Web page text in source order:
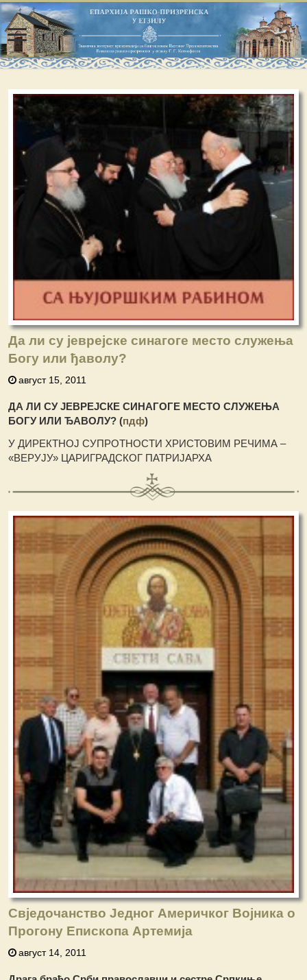
Да ли су јеврејске синагоге место служења
Богу или ђаволу?
август 15, 2011
ДА ЛИ СУ ЈЕВРЕЈСКЕ СИНАГОГЕ МЕСТО СЛУЖЕЊА
БОГУ ИЛИ ЂАВОЛУ? (пдф)
У ДИРЕКТНОЈ СУПРОТНОСТИ ХРИСТОВИМ РЕЧИМА –
«ВЕРУЈУ» ЦАРИГРАДСКОГ ПАТРИЈАРХА
Свједочанство Једног Америчког Војника о
Прогону Епископа Артемија
август 14, 2011